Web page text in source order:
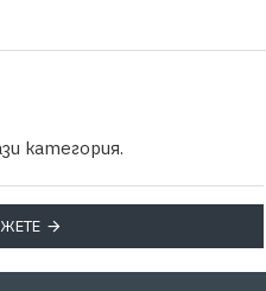
категория.